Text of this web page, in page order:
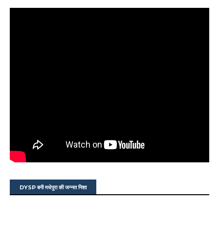
DYSP बनी मधेपुरा की जन्नत निशा